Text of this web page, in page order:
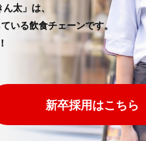
太」は、
いる飲食チェーンです。
新卒採用はこちら